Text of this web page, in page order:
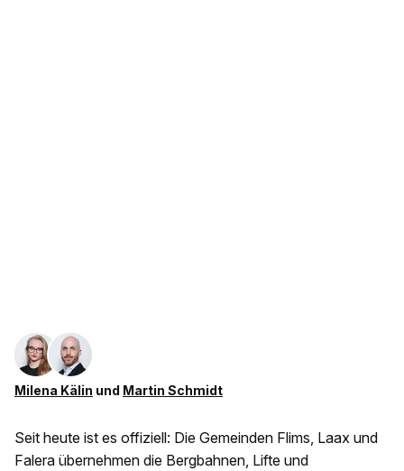
Milena Kälin und Martin Schmidt
Seit heute ist es offiziell: Die Gemeinden Flims, Laax und
Falera übernehmen die Bergbahnen, Lifte und